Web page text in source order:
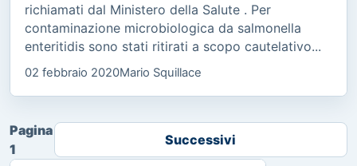
richiamati dal Ministero della Salute . Per
contaminazione microbiologica da salmonella
enteritidis sono stati ritirati a scopo cautelativo...
02 febbraio 2020Mario Squillace
Pagina
1
Successivi